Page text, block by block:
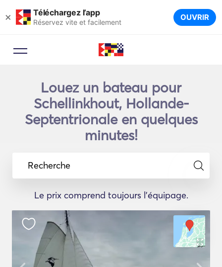
× Téléchargez l’app
Réservez vite et facilement OUVRIR
Louez un bateau pour
Schellinkhout, Hollande-
Septentrionale en quelques
minutes!
Recherche
Le prix comprend toujours l'équipage.